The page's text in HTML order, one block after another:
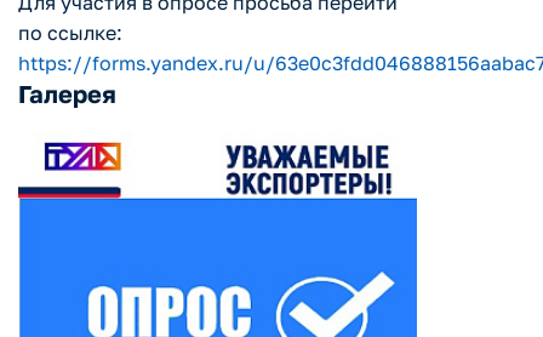
по ссылке:
https://forms.yandex.ru/u/
Галерея